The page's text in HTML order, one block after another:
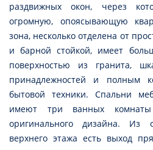
раздвижных окон, через
огромную, опоясывающую
зона, несколько отделена от
и барной стойкой, имеет
поверхностью из гранита,
принадлежностей и полным
бытовой техники. Спальни
имеют три ванных
оригинального дизайна. Из
верхнего этажа есть выход